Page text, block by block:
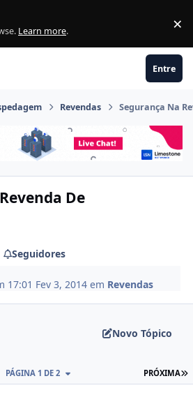
Learn more. ×
Entre
Revendas Segurança Na
De
Seguidores
17:01 Fev 3, 2014 em Revendas
Novo Tópico
PRÓXIMA
PÁGINA 1 DE 2